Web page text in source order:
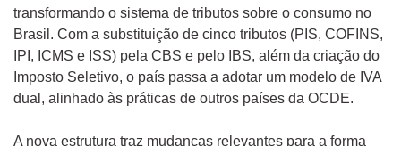
transformando o sistema de tributos sobre o consumo no
Brasil. Com a substituição de cinco tributos (PIS, COFINS,
IPI, ICMS e ISS) pela CBS e pelo IBS, além da criação do
Imposto Seletivo, o país passa a adotar um modelo de IVA
dual, alinhado às práticas de outros países da OCDE.
A nova estrutura traz mudanças relevantes para a forma